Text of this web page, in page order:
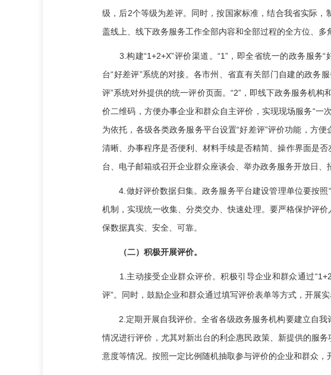
级，后2个等级为差评。同时，按国家标准，结合我省实际
盖线上、线下政务服务工作全部内容和全部过程的全方位、多
3.构建“1+2+X”评价渠道。“1”，即全省统一的政务服务“
台“好差评”系统的对接。各市州、省直有关部门自建的政务
评”系统对外提供的统一评价页面。“2”，即线下政务服务机
价二维码，方便办事企业和群众自主评价，实现现场服务“一
为依托，各级各类政务服务平台设置“好差评”评价功能，方
清晰、办事程序是否便利、材料手续是否精简、操作界面是
台、电子邮箱或召开企业群众座谈会、举办政务服务开放日
4.做好评价数据归集。政务服务平台建设管理单位要按照“
机制，实现统一收集、分类交办、快速处理。要严格保护评
保数据真实、安全、可靠。
（二）积极开展评价。
1.主动接受企业群众评价。积极引导企业和群众通过
评”。同时，鼓励企业和群众通过填写评价表单等方式，开展实
2.定期开展自我评价。全省各级政务服务机构要建立自我
情况进行评价，尤其对新出台的利企惠民政策、新提供的服
意度等情况。按照一定比例随机抽取参与评价的企业和群众，